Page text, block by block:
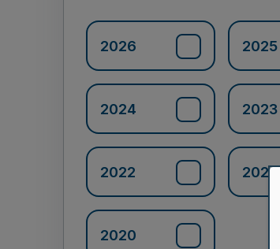
2026 2025
2024 2023
2022 2021
2020